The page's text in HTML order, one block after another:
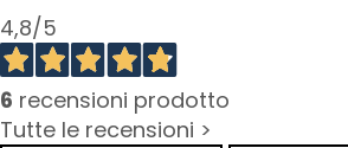
d
E
s
f
o
4,8/5
6 recensioni prodotto
Tutte le recensioni >